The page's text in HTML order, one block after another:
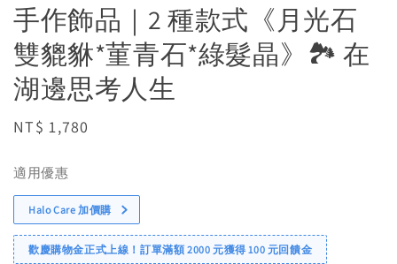
手作飾品｜2 種款式《月光石
雙貔貅*菫青石*綠髮晶》🏞️ 在
湖邊思考人生
Regular
NT$ 1,780
適用優惠
Halo Care 加價購
歡慶購物金正式上線！訂單滿額 2000 元獲得 100 元回饋金